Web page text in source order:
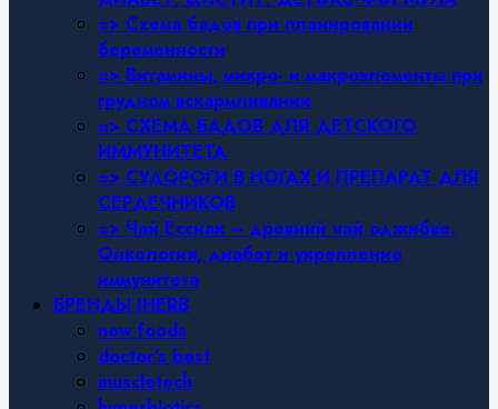
=> Схема бадов при планировании
беременности
=> Витамины, микро- и макроэлементы при
грудном вскармливании
=> СХЕМА БАДОВ ДЛЯ ДЕТСКОГО
ИММУНИТЕТА
=> СУДОРОГИ В НОГАХ И ПРЕПАРАТ ДЛЯ
СЕРДЕЧНИКОВ
=> Чай Ессиак – древний чай оджибве.
Онкология, диабет и укрепление
иммунитета
БРЕНДЫ IHERB
now foods
doctor’s best
muscletech